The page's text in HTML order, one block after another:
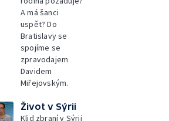
A má šanci
uspět? Do
Bratislavy se
spojíme se
zpravodajem
Davidem
Miřejovským.
Život v Sýrii
Klid zbraní v Sýrii